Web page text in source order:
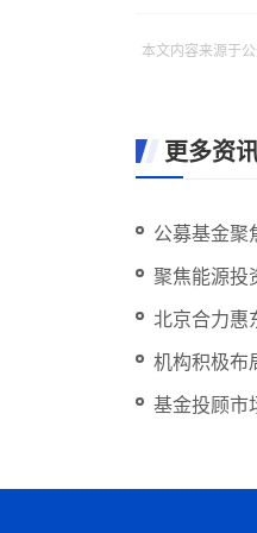
本文内容来源于
更多资
公募基金聚
聚焦能源投
北京合力惠
机构积极布
基金投顾市